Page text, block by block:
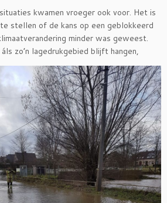
kwamen vroeger ook voor. Het is
stellen of de kans op een geblokkeerd
minder was geweest.
zo’n lagedrukgebied blijft hangen,